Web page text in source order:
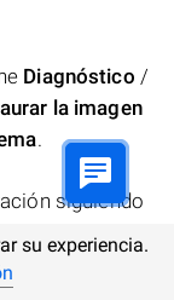
Diagnóstico /
la imagen
.
siguiendo
haciendo clic
realizará el
su experiencia.